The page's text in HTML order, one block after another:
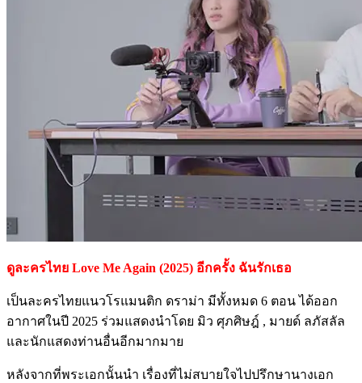
ดูละครไทย Love Me Again (2025) อีกครั้ง ฉันรักเธอ
เป็นละครไทยแนวโรแมนติก ดราม่า มีทั้งหมด 6 ตอน ได้ออก
อากาศในปี 2025 ร่วมแสดงนำโดย มิว ศุภศิษฎ์ , มายด์ ลภัสลัล
และนักแสดงท่านอื่นอีกมากมาย
หลังจากที่พระเอกนั้นนำ เรื่องที่ไม่สบายใจไปปรึกษานางเอก